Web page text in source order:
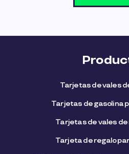
Tarjetas de vales
Tarjetas de gasolina
Tarjetas de vales
Tarjeta de regalo